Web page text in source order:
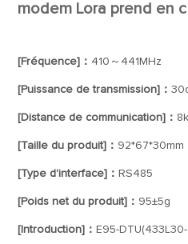
modem Lora prend en
[Fréquence]： 410～441MHz
[Puissance de transmission]：
[Distance de communication]：
[Taille du produit]： 92*67*30mm
[Type d'interface]： RS485
[Poids net du produit]： 95±5g
[Introduction]： E95-